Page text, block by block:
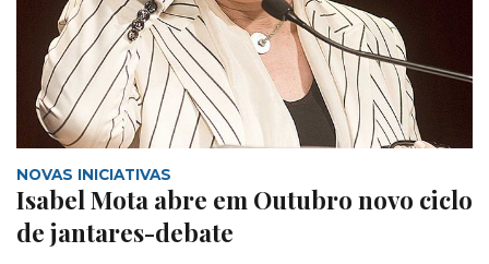
NOVAS INICIATIVAS
Isabel Mota abre em Outubro novo ciclo
de jantares-debate